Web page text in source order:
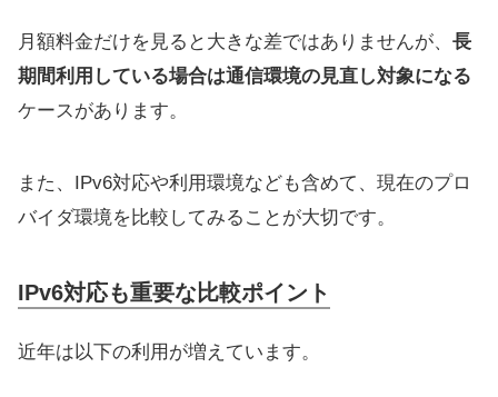
月額料金だけを見ると大きな差ではありませんが、 長
期間利用している場合は通信環境の見直し対象になる
ケースがあります。
また、IPv6対応や利用環境なども含めて、現在のプロ
バイダ環境を比較してみることが大切です。
IPv6対応も重要な比較ポイント
近年は以下の利用が増えています。